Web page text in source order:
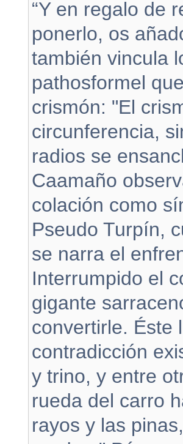
“Y en regalo de
ponerlo, os
también vincula
pathosformel
crismón: "El
circunferencia,
radios se
Caamaño
colación como
Pseudo Turpín,
se narra el
Interrumpido el
gigante
convertirle. Éste
contradicción
y trino, y entre
rueda del carro
rayos y las